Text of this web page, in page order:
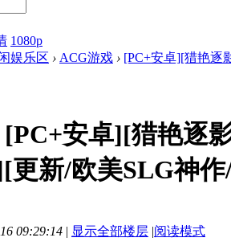
1080p
娱乐区 › ACG游戏 › [PC+安卓][猎艳逐
[PC+安卓][猎艳逐
更新/欧美SLG神
09:29:14 | 显示全部楼层 |阅读模式